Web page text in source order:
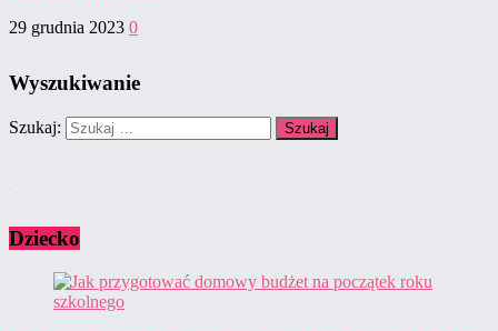
29 grudnia 2023 0
Wyszukiwanie
Szukaj:
Dziecko